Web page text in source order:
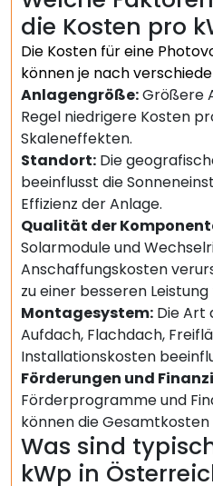
die Kosten pro
Die Kosten für eine
können je nach
Anlagengröße:Größere
Regel niedrigere Kosten
Skaleneffekten.
Standort: Die
beeinflusst die
Effizienz der Anlage.
Qualität der
Solarmodule und
Anschaffungskosten
zu einer besseren Leistung
Montagesystem: Die Art
Aufdach, Flachdach,
Installationskosten
Förderungen und
Förderprogramme und
können die
Was sind
kWp in